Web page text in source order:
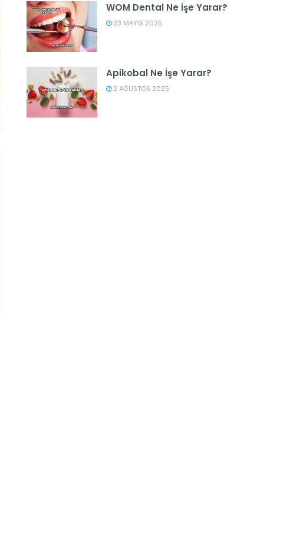
WOM Dental Ne İşe Yarar?
23 MAYIS 2025
Apikobal Ne İşe Yarar?
2 AĞUSTOS 2025